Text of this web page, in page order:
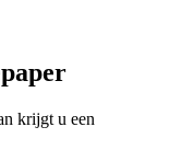
krijgt u een